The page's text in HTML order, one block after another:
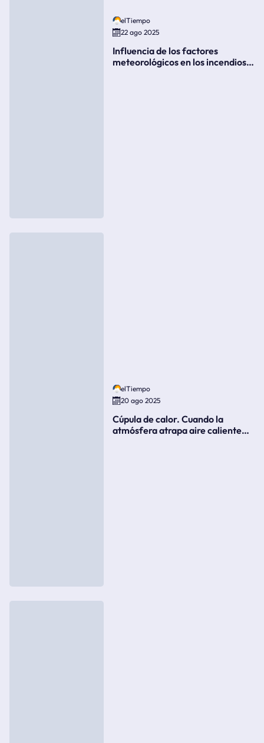
elTiempo
22 ago 2025
Influencia de los factores
meteorológicos en los incendios
elTiempo
20 ago 2025
Cúpula de calor. Cuando la
atmósfera atrapa aire caliente